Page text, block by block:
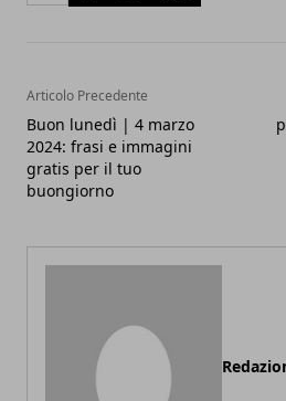
Articolo Precedente
Buon lunedì | 4 marzo
2024: frasi e immagini
gratis per il tuo
buongiorno